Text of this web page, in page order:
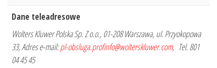
Dane teleadresowe
Wolters Kluwer Polska Sp. Z o.o., 01-208 Warszawa, ul. Przyokopowa
33, Adres e-mail:pl-obsluga.profinfo@wolterskluwer.com, Tel. 801
04 45 45